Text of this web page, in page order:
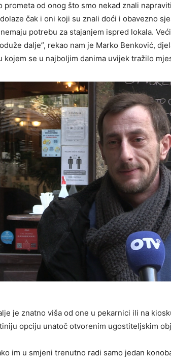
prometa od onog što smo nekad znali
čak i oni koji su znali doći i obavezno
potrebu za stajanjem ispred lokala.
dalje”, rekao nam je Marko Benković,
kojem se u najboljim danima uvijek tražilo
je znatno viša od one u pekarnici ili na
opciju unatoč otvorenim ugostiteljskim
im u smjeni trenutno radi samo jedan